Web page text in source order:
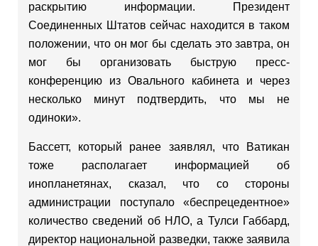
раскрытию информации. Президент
Соединенных Штатов сейчас находится в таком
положении, что он мог бы сделать это завтра, он
мог бы организовать быструю пресс-
конференцию из Овального кабинета и через
несколько минут подтвердить, что мы не
одиноки».
Бассетт, который ранее заявлял, что Ватикан
тоже располагает информацией об
инопланетянах, сказал, что со стороны
администрации поступало «беспрецедентное»
количество сведений об НЛО, а Тулси Габбард,
директор национальной разведки, также заявила